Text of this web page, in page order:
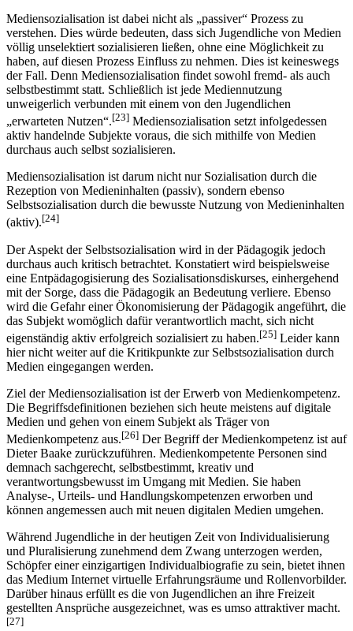
Mediensozialisation ist dabei nicht als „passiver“ Prozess zu
verstehen. Dies würde bedeuten, dass sich Jugendliche von Medien
völlig unselektiert sozialisieren ließen, ohne eine Möglichkeit zu
haben, auf diesen Prozess Einfluss zu nehmen. Dies ist keineswegs
der Fall. Denn Mediensozialisation findet sowohl fremd- als auch
selbstbestimmt statt. Schließlich ist jede Mediennutzung
unweigerlich verbunden mit einem von den Jugendlichen
„erwarteten Nutzen“.[23] Mediensozialisation setzt infolgedessen
aktiv handelnde Subjekte voraus, die sich mithilfe von Medien
durchaus auch selbst sozialisieren.
Mediensozialisation ist darum nicht nur Sozialisation durch die
Rezeption von Medieninhalten (passiv), sondern ebenso
Selbstsozialisation durch die bewusste Nutzung von Medieninhalten
(aktiv).[24]
Der Aspekt der Selbstsozialisation wird in der Pädagogik jedoch
durchaus auch kritisch betrachtet. Konstatiert wird beispielsweise
eine Entpädagogisierung des Sozialisationsdiskurses, einhergehend
mit der Sorge, dass die Pädagogik an Be­deutung verliere. Ebenso
wird die Gefahr einer Ökonomisierung der Pädagogik angeführt, die
das Subjekt wo­mög­lich dafür verantwortlich macht, sich nicht
eigenständig aktiv erfolgreich sozialisiert zu haben.[25] Leider kann
hier nicht weiter auf die Kritikpunkte zur Selbstsozialisation durch
Medien eingegangen werden.
Ziel der Mediensozialisation ist der Erwerb von Medienkompetenz.
Die Begriffs­definitionen beziehen sich heute meistens auf digitale
Medien und gehen von einem Subjekt als Träger von
Medienkompetenz aus.[26] Der Begriff der Medienkompetenz ist auf
Dieter Baake zurückzuführen. Medienkompetente Personen sind
demnach sachgerecht, selbstbestimmt, kreativ und
verantwortungsbewusst im Umgang mit Medien. Sie haben
Analyse-, Urteils- und Handlungskompetenzen erworben und
können angemessen auch mit neuen digitalen Medien umgehen.
Während Jugendliche in der heutigen Zeit von Individualisierung
und Pluralisierung zunehmend dem Zwang unterzogen werden,
Schöpfer einer einzigartigen Individual­biografie zu sein, bietet ihnen
das Medium Internet virtuelle Erfahrungsräume und Rollenvorbilder.
Darüber hinaus erfüllt es die von Jugendlichen an ihre Freizeit
gestellten Ansprüche ausgezeichnet, was es umso attraktiver macht.
[27]